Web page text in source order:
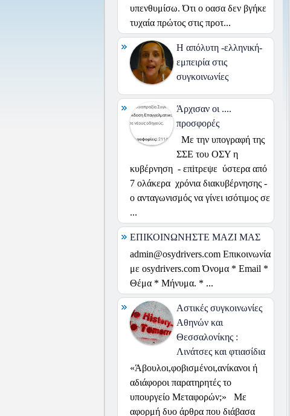
υπενθυμίσω. Ότι ο οασα δεν βγήκε
τυχαία πρώτος στις προτ...
H απόλυτη -ελληνική-
εμπειρία στις
συγκοινωνίες
Άρχισαν οι ....
προσφορές
Με την υπογραφή της
ΣΣΕ του ΟΣΥ η
κυβέρνηση - επiτρεψε ύστερα από
7 ολάκερα χρόνια διακυβέρνησης -
ο ανταγωνισμός να γίνει ισότιμος σε
...
ΕΠΙΚΟΙΝΩΝΗΣΤΕ ΜΑΖΙ ΜΑΣ
admin@osydrivers.com Επικοινωνία
με osydrivers.com Όνομα * Email *
Θέμα * Μήνυμα. * ...
Αστικές συγκοινωνίες
Αθηνών και
Θεσσαλονίκης :
Λινάτσες και φτιασίδια
«Άβουλοι,φοβισμένοι,ανίκανοι ή
αδιάφοροι παρατηρητές το
υπουργείο Μεταφορών;» Με
αφορμή δυο άρθρα που διάβασα